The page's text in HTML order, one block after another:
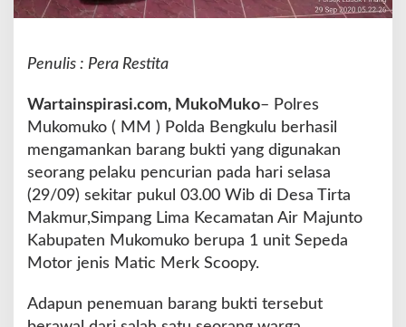
u
a
T
i
n
a
l
a
n
Penulis : Pera Restita
Wartainspirasi.com, MukoMuko– Polres
Mukomuko ( MM ) Polda Bengkulu berhasil
mengamankan barang bukti yang digunakan
seorang pelaku pencurian pada hari selasa
(29/09) sekitar pukul 03.00 Wib di Desa Tirta
Makmur,Simpang Lima Kecamatan Air Majunto
Kabupaten Mukomuko berupa 1 unit Sepeda
Motor jenis Matic Merk Scoopy.
Adapun penemuan barang bukti tersebut